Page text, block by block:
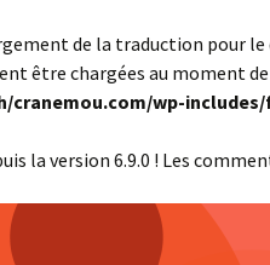
de la traduction pour le
être chargées au moment
cranemou.com/wp-
la version 6.9.0 ! Les